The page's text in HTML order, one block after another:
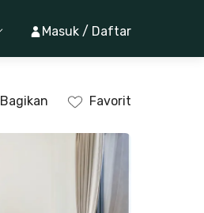
Masuk / Daftar
Bagikan Favorit